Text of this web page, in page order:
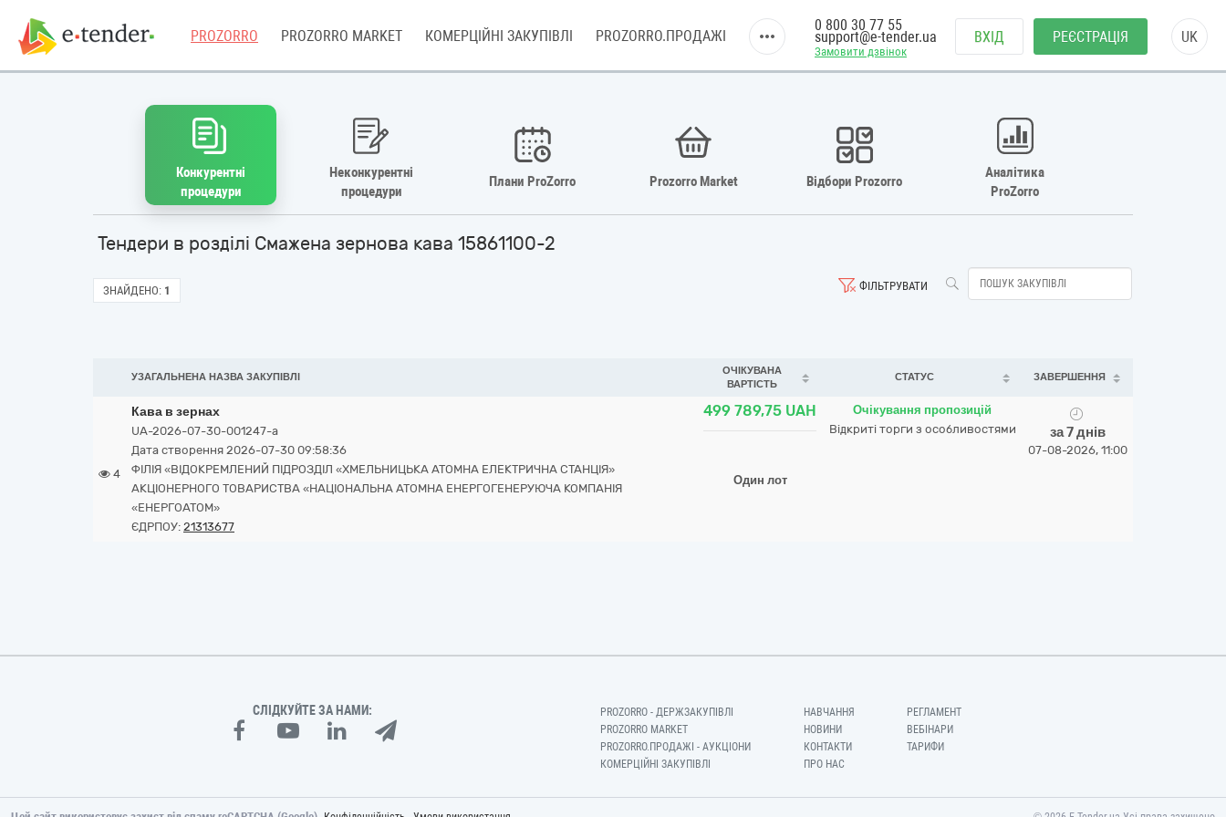
PROZORRO PROZORRO MARKET КОМЕРЦІЙНІ ЗАКУПІВЛІ PROZORRO.ПРОДАЖІ
Замовити дзвінок
0 800 30 77 55
support@e-tender.ua ВХІД РЕЄСТРАЦІЯ UK
Конкурентні
процедури
Неконкурентні
процедури
Плани ProZorro Prozorro Market Відбори Prozorro
Аналітика
ProZorro
Тендери в розділі Смажена зернова кава 15861100-2
ФІЛЬТРУВАТИ
ЗНАЙДЕНО: 1
УЗАГАЛЬНЕНА НАЗВА ЗАКУПІВЛІ
ОЧІКУВАНА
ВАРТІСТЬ
СТАТУС ЗАВЕРШЕННЯ
4
Кава в зернах
UA-2026-07-30-001247-a
Дата створення 2026-07-30 09:58:36
ФІЛІЯ «ВІДОКРЕМЛЕНИЙ ПІДРОЗДІЛ «ХМЕЛЬНИЦЬКА АТОМНА ЕЛЕКТРИЧНА СТАНЦІЯ»
АКЦІОНЕРНОГО ТОВАРИСТВА «НАЦІОНАЛЬНА АТОМНА ЕНЕРГОГЕНЕРУЮЧА КОМПАНІЯ
«ЕНЕРГОАТОМ»
ЄДРПОУ: 21313677
499 789,75 UAH
Один лот
Очікування пропозицій
Відкриті торги з особливостями
за 7 днів
07-08-2026, 11:00
СЛІДКУЙТЕ ЗА НАМИ:
PROZORRO - ДЕРЖЗАКУПІВЛІ
PROZORRO MARKET
PROZORRO.ПРОДАЖІ - АУКЦІОНИ
КОМЕРЦІЙНІ ЗАКУПІВЛІ
НАВЧАННЯ
НОВИНИ
КОНТАКТИ
ПРО НАС
РЕГЛАМЕНТ
ВЕБІНАРИ
ТАРИФИ